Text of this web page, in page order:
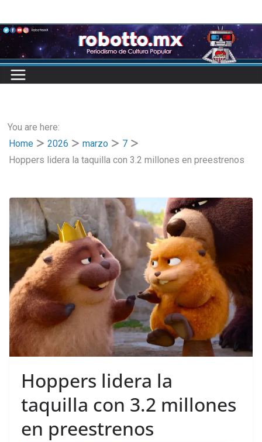
to
content
You are here:
Home
2026 marzo
7
Hoppers lidera la taquilla con 3.2 millones en preestrenos
Hoppers lidera la
taquilla con 3.2 millones
en preestrenos